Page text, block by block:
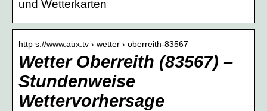
und Wetterkarten
http s://www.aux.tv › wetter › oberreith-83567
Wetter Oberreith (83567) –
Stundenweise
Wettervorhersage